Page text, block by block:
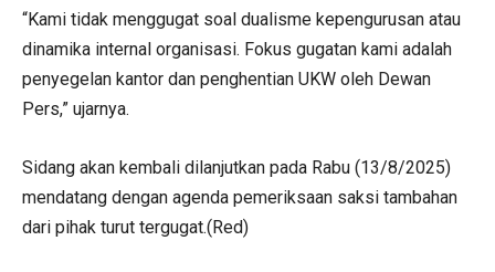
“Kami tidak menggugat soal dualisme kepengurusan atau
dinamika internal organisasi. Fokus gugatan kami adalah
penyegelan kantor dan penghentian UKW oleh Dewan
Pers,” ujarnya.
Sidang akan kembali dilanjutkan pada Rabu (13/8/2025)
mendatang dengan agenda pemeriksaan saksi tambahan
dari pihak turut tergugat.(Red)